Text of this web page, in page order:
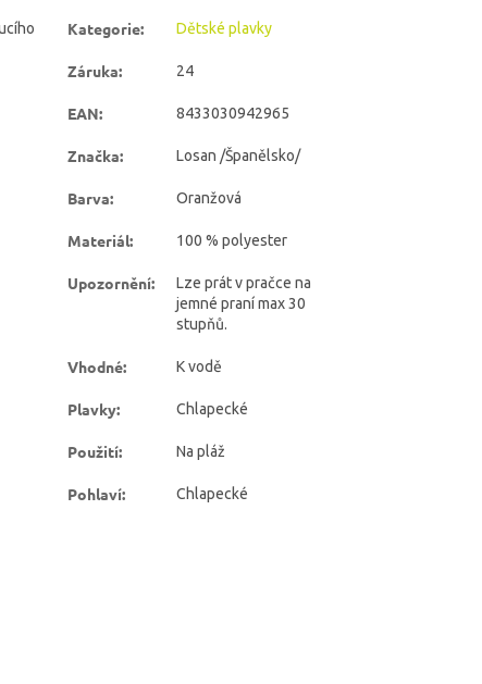
Kategorie: Dětské plavky
Záruka: 24
EAN: 8433030942965
Značka: Losan /Španělsko/
Barva: Oranžová
Materiál: 100 % polyester
Upozornění:
Lze prát v pračce na
jemné praní max 30
stupňů.
Vhodné: K vodě
Plavky: Chlapecké
Použití: Na pláž
Pohlaví: Chlapecké